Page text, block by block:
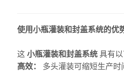
使用小瓶灌装和封盖系统的优
这 小瓶灌装和封盖系统具有以
高效：
多头灌装可缩短生产